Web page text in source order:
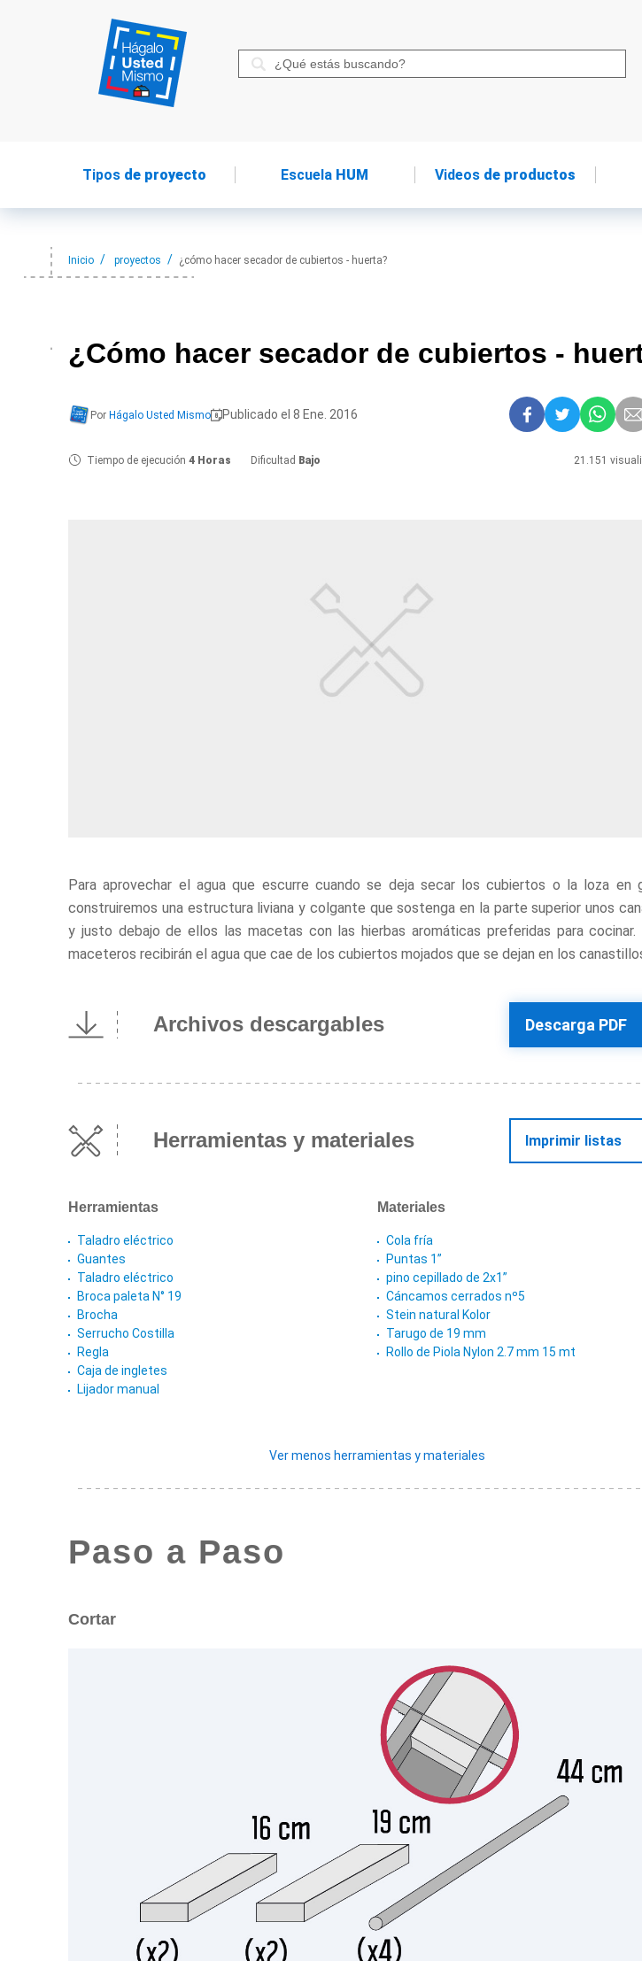
Tipos de proyecto Escuela HUM Videosde productos
Inicio proyectos ¿cómo hacer secador de cubiertos - huerta?
¿Cómo hacer secador de cubiertos -
Por Hágalo Usted Mismo Publicado el 8 Ene. 2016
Tiempo de ejecución 4 Horas Dificultad Bajo 21.151
Para aprovechar el agua que escurre cuando se deja secar los cubiertos o la loza en
construiremos una estructura liviana y colgante que sostenga en la parte superior unos
y justo debajo de ellos las macetas con las hierbas aromáticas preferidas para cocinar.
maceteros recibirán el agua que cae de los cubiertos mojados que se dejan en los
Archivos descargables Descarga PDF
Herramientas y materiales Imprimir listas
Herramientas
Taladro eléctrico
Guantes
Taladro eléctrico
Broca paleta N° 19
Brocha
Serrucho Costilla
Regla
Caja de ingletes
Lijador manual
Materiales
Cola fría
Puntas 1”
pino cepillado de 2x1”
Cáncamos cerrados nº5
Stein natural Kolor
Tarugo de 19 mm
Rollo de Piola Nylon 2.7 mm 15 mt
Ver menos herramientas y materiales
Paso a Paso
Cortar